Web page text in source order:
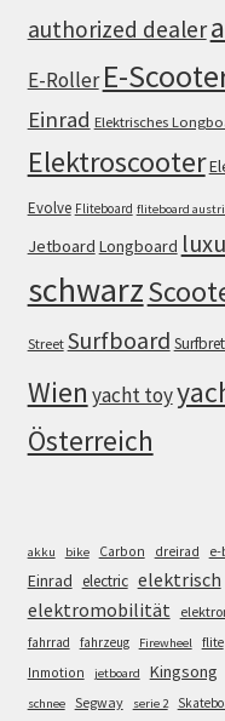
authorized dealer
E-Roller E-
Einrad Elektrisches
Elektroscooter
Evolve Fliteboard fliteboard
Jetboard Longboard
schwarz
Street Surfboard
Wien yacht toy
Österreich
akku bike Carbon dreirad e-
Einrad electric elektrisch
elektromobilität
fahrrad
fahrzeug Firewheel flite
Inmotion jetboard Kingsong
schnee Segway serie 2